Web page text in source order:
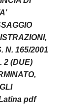
N. 165/2001
2 (DUE)
pdf